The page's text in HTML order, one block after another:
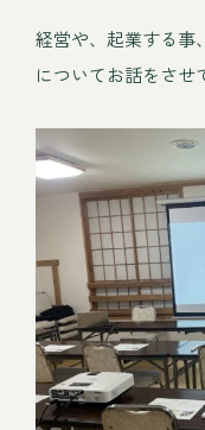
経営や、起業する事
についてお話をさせ